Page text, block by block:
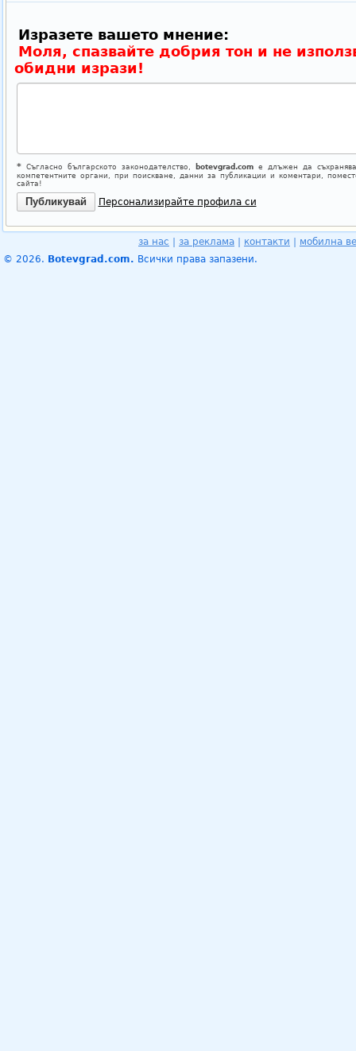
Изразете вашето мнение:
Моля, спазвайте добрия тон и не
обидни изрази!
*Съгласно българското законодателство, botevgrad.comе длъжен да
компетентните органи, при поискване, данни за публикации и коментари,
сайта!
Персонализирайте профила си
за нас за реклама контакти
мобилна
© 2026. Botevgrad.com. Всички права запазени.